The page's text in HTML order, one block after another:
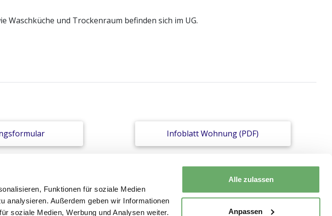
Funktionen für soziale Medien
analysieren. Außerdem geben wir Informationen
soziale Medien, Werbung und Analysen weiter.
Alle zulassen
Anpassen
Waschküche und Trockenraum befinden sich im UG.
Infoblatt Wohnung (PDF)